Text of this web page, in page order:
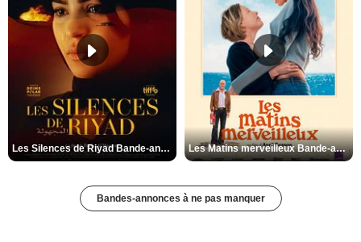
Les Silences de Riyad Bande-annonce VO STFR Les Matins merveilleux Bande-annonce VF
Bandes-annonces à ne pas manquer